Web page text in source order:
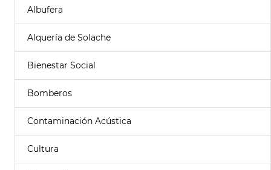
Albufera
Alquería de Solache
Bienestar Social
Bomberos
Contaminación Acústica
Cultura